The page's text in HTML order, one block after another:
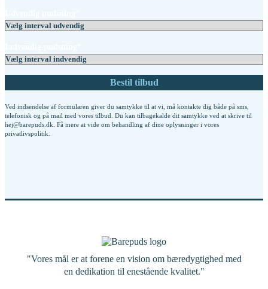
Ved indsendelse af formularen giver du samtykke til at vi, må kontakte dig både på sms,
telefonisk og på mail med vores tilbud. Du kan tilbagekalde dit samtykke ved at skrive til
hej@barepuds.dk. Få mere at vide om behandling af dine oplysninger i vores
privatlivspolitik
"Vores mål er at forene en vision om bæredygtighed med
en dedikation til enestående kvalitet."